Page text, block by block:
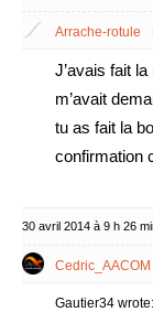
Arrache-rotule
J’avais fait
m’avait
tu as fait la
confirmation
30 avril 2014 à 9 h 26
Cedric_AACOM
Gautier34 wrote: